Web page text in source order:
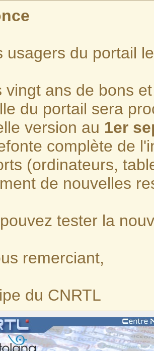
usagers du portail
vingt ans de bons
du portail sera
version au 1er
complète de
(ordinateurs,
de nouvelles
tester la
remerciant,
du CNRTL